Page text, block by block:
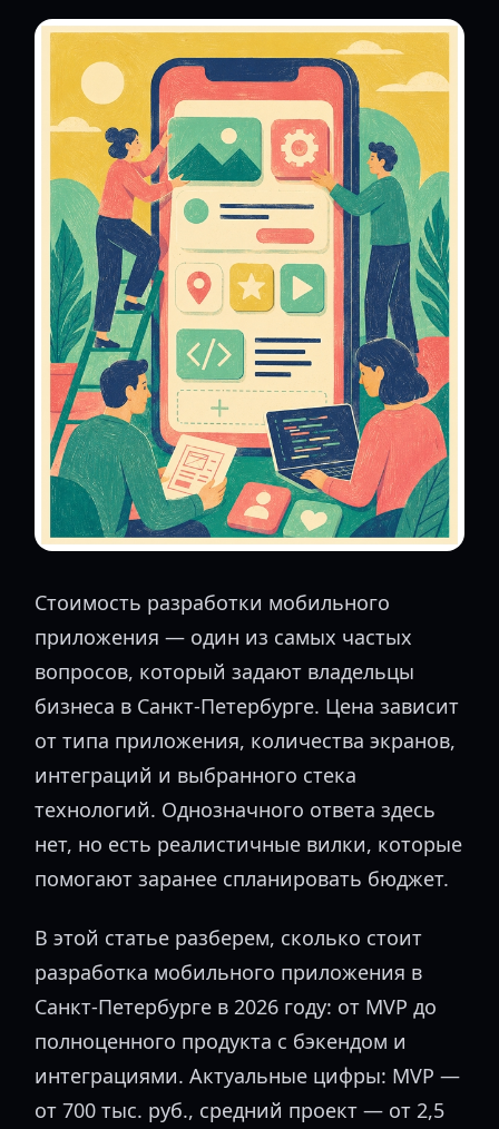
Стоимость разработки мобильного
приложения — один из самых частых
вопросов, который задают владельцы
бизнеса в Санкт-Петербурге. Цена зависит
от типа приложения, количества экранов,
интеграций и выбранного стека
технологий. Однозначного ответа здесь
нет, но есть реалистичные вилки, которые
помогают заранее спланировать бюджет.
В этой статье разберем, сколько стоит
разработка мобильного приложения в
Санкт-Петербурге в 2026 году: от MVP до
полноценного продукта с бэкендом и
интеграциями. Актуальные цифры: MVP —
от 700 тыс. руб., средний проект — от 2,5